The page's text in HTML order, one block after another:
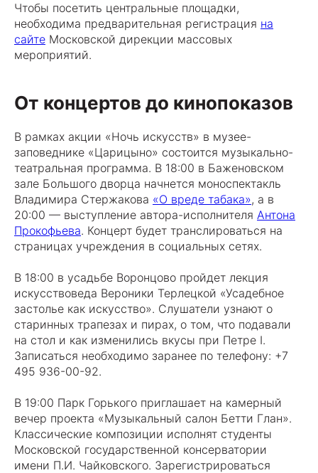
Чтобы посетить центральные площадки,
необходима предварительная регистрация на
сайте Московской дирекции массовых
мероприятий.
От концертов до кинопоказов
В рамках акции «Ночь искусств» в музее-
заповеднике «Царицыно» состоится музыкально-
театральная программа. В 18:00 в Баженовском
зале Большого дворца начнется моноспектакль
Владимира Стержакова «О вреде табака», а в
20:00 — выступление автора-исполнителя Антона
Прокофьева. Концерт будет транслироваться на
страницах учреждения в социальных сетях.
В 18:00 в усадьбе Воронцово пройдет лекция
искусствоведа Вероники Терлецкой «Усадебное
застолье как искусство». Слушатели узнают о
старинных трапезах и пирах, о том, что подавали
на стол и как изменились вкусы при Петре I.
Записаться необходимо заранее по телефону: +7
495 936-00-92.
В 19:00 Парк Горького приглашает на камерный
вечер проекта «Музыкальный салон Бетти Глан».
Классические композиции исполнят студенты
Московской государственной консерватории
имени П.И. Чайковского. Зарегистрироваться